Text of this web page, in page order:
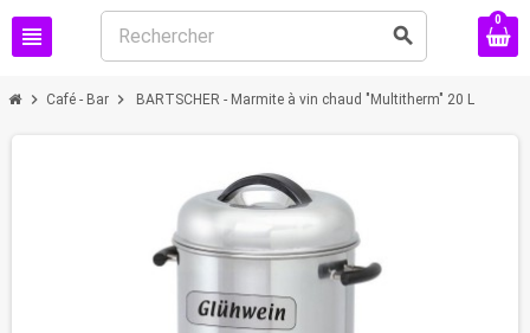
view_headline search
0
chevron_right Café - Bar chevron_right BARTSCHER - Marmite à vin chaud "Multitherm" 20 L